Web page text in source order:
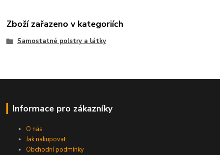
Zboží zařazeno v kategoriích
Samostatné polstry a látky
Informace pro zákazníky
O nás
Jak nakupovat
Obchodní podmínky